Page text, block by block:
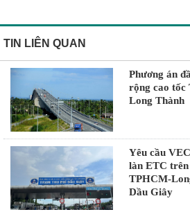
TIN LIÊN QUAN
Phương án
rộng cao tốc
Long Thành
Yêu cầu
làn ETC trên
TPHCM-
Dầu Giây